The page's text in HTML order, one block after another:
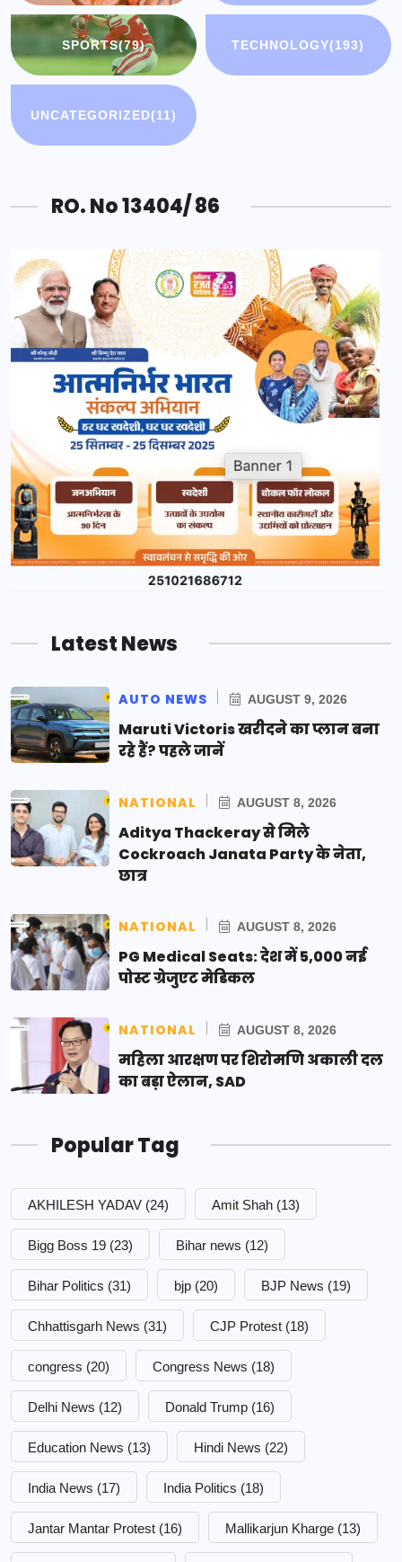
SPORTS(79) TECHNOLOGY(193)
UNCATEGORIZED(11)
RO. No 13404/ 86
Latest News
AUTO NEWS AUGUST 9, 2026
Maruti Victoris खरीदने का प्लान बना
रहे हैं? पहले जानें
NATIONAL AUGUST 8, 2026
Aditya Thackeray से मिले
Cockroach Janata Party के नेता,
छात्र
NATIONAL AUGUST 8, 2026
PG Medical Seats: देश में 5,000 नई
पोस्ट ग्रेजुएट मेडिकल
NATIONAL AUGUST 8, 2026
महिला आरक्षण पर शिरोमणि अकाली दल
का बड़ा ऐलान, SAD
Popular Tag
AKHILESH YADAV (24) Amit Shah (13)
Bigg Boss 19 (23) Bihar news (12)
Bihar Politics (31) bjp (20) BJP News (19)
Chhattisgarh News (31) CJP Protest (18)
congress (20) Congress News (18)
Delhi News (12) Donald Trump (16)
Education News (13) Hindi News (22)
India News (17) India Politics (18)
Jantar Mantar Protest (16) Mallikarjun Kharge (13)